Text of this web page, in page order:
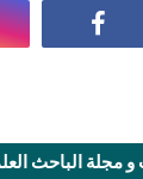
و مجلة الباحث